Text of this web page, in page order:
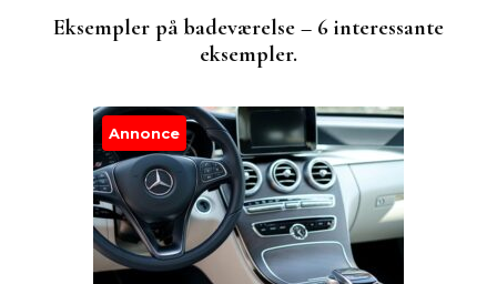
Eksempler på badeværelse – 6 interessante
eksempler.
Annonce